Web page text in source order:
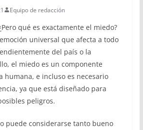
Equipo de redacción
qué es exactamente el miedo?
universal que afecta a todo
del país o la
el miedo es un componente
humana, e incluso es necesario
ya que está diseñado para
peligros.
puede considerarse tanto bueno